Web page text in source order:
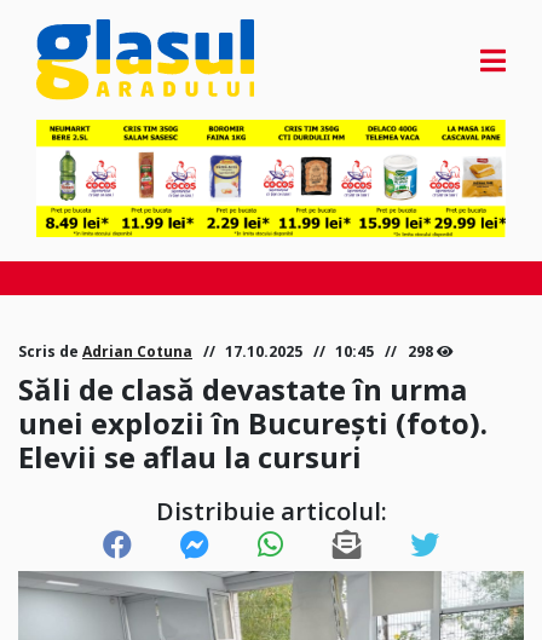
Scris de Adrian Cotuna 17.10.2025 10:45 298
Săli de clasă devastate în urma
unei explozii în București (foto).
Elevii se aflau la cursuri
Distribuie articolul: